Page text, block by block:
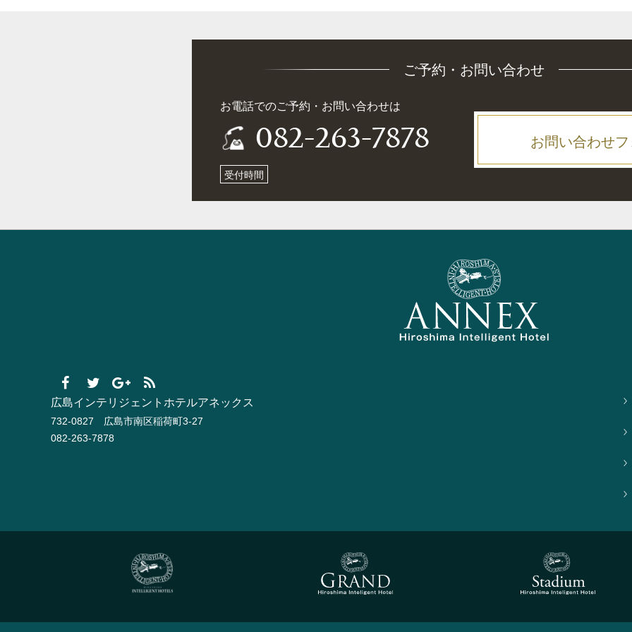
ご予約・お問い合わせ
お電話でのご予約・お問い合わせは
082-263-7878
受付時間
お問い合わせ
広島インテリジェントホテルアネックス
732-0827 広島市南区稲荷町3-27
082-263-7878